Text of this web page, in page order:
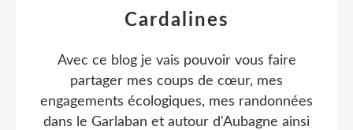
Cardalines
Avec ce blog je vais pouvoir vous faire
partager mes coups de cœur, mes
engagements écologiques, mes randonnées
dans le Garlaban et autour d'Aubagne ainsi